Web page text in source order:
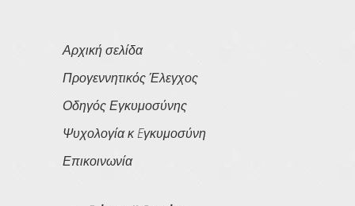
Αρχική σελίδα
Προγεννητικός Έλεγχος
Οδηγός Εγκυμοσύνης
Ψυχολογία κ Eγκυμοσύνη
Επικοινωνία